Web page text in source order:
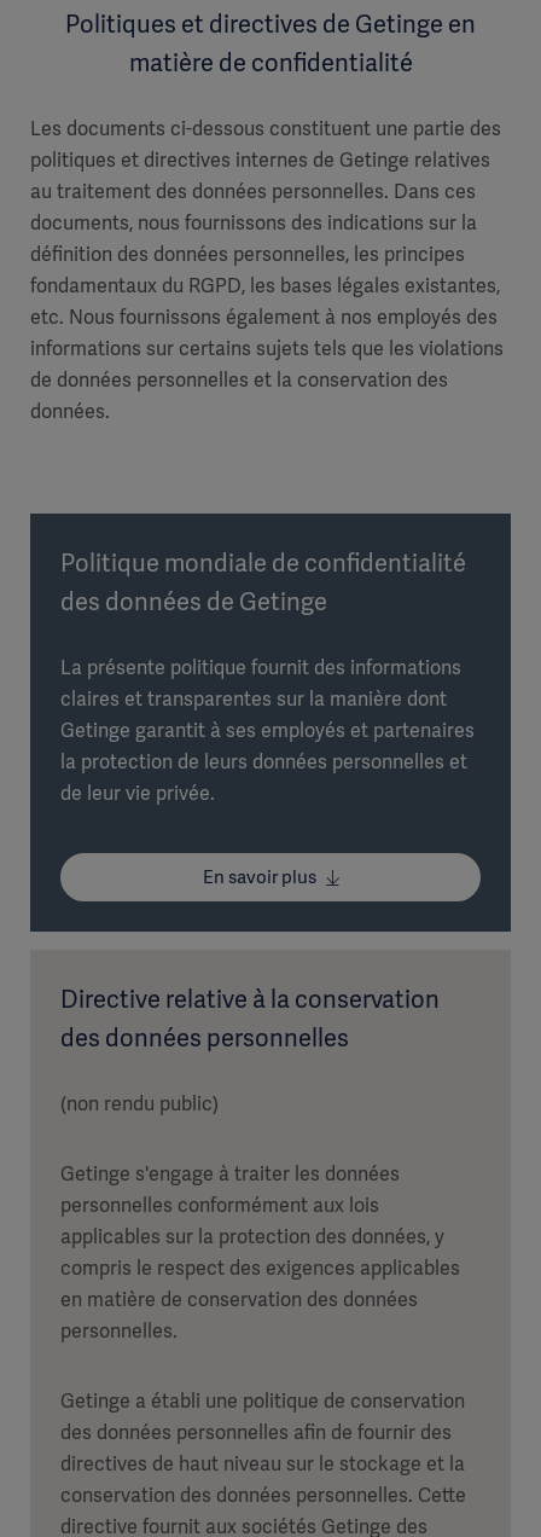
Politiques et directives de Getinge en
matière de confidentialité
Les documents ci-dessous constituent une partie des
politiques et directives internes de Getinge relatives
au traitement des données personnelles. Dans ces
documents, nous fournissons des indications sur la
définition des données personnelles, les principes
fondamentaux du RGPD, les bases légales existantes,
etc. Nous fournissons également à nos employés des
informations sur certains sujets tels que les violations
de données personnelles et la conservation des
données.
Politique mondiale de confidentialité
des données de Getinge
La présente politique fournit des informations
claires et transparentes sur la manière dont
Getinge garantit à ses employés et partenaires
la protection de leurs données personnelles et
de leur vie privée.
En savoir plus
Directive relative à la conservation
des données personnelles
(non rendu public)
Getinge s'engage à traiter les données
personnelles conformément aux lois
applicables sur la protection des données, y
compris le respect des exigences applicables
en matière de conservation des données
personnelles.
Getinge a établi une politique de conservation
des données personnelles afin de fournir des
directives de haut niveau sur le stockage et la
conservation des données personnelles. Cette
directive fournit aux sociétés Getinge des